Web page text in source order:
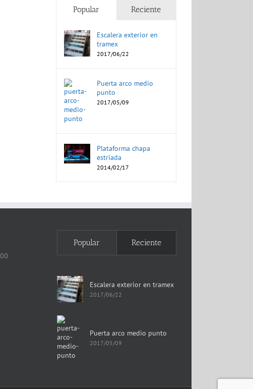
Popular Reciente
Escalera exterior en
tramex
2017/06/22
Puerta arco medio
punto
2017/05/09
Plataforma chapa
estriada
2014/02/17
Popular Reciente
Escalera exterior en tramex
2017/06/22
Puerta arco medio punto
2017/05/09